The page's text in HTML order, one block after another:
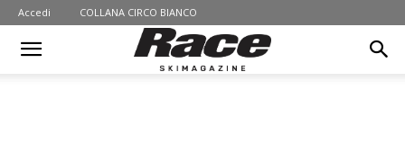
Accedi COLLANA CIRCO BIANCO